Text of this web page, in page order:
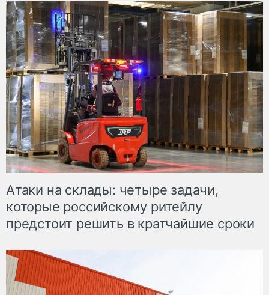
Атаки на склады: четыре задачи,
которые российскому ритейлу
предстоит решить в кратчайшие сроки